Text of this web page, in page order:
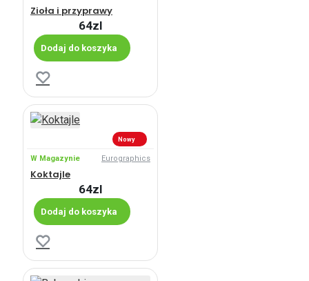
Zioła i przyprawy
64zl
Dodaj do koszyka
Nowy
W Magazynie Eurographics
Koktajle
64zl
Dodaj do koszyka